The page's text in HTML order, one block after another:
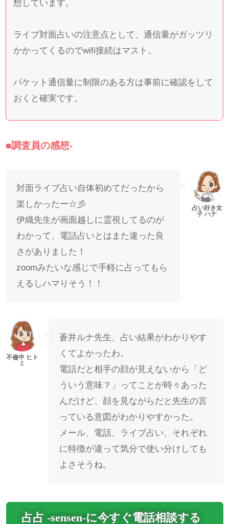
想しています。
ライブ対面占いの注意点として、通信量がガッツリ
かかってくるのでwifi接続はマスト。
パケット通信量に制限のある方は事前に確認をして
おくと確実です。
■調査員の感想-
対面ライブ占い自体初めてだったから
楽しかったー☆彡
伊織先生が画面越しに霊視してるのが
わかって、電話占いとはまた違った良
さがありました！
zoomみたいな感じで手軽に占ってもら
えるしハマりそう！！
蒼井ルナ先生、占い結果がわかりやす
くてよかったわ。
電話だと相手の顔が見えないから「ど
ういう意味？」ってことが時々あった
んだけど、顔を見ながらだと先生の言
っている意図がわかりやすかった。
メール、電話、ライブ占い、それぞれ
に特徴が違って気分で使い分けしても
よさそうね。
占占 -sensen-に今すぐ電話相談する